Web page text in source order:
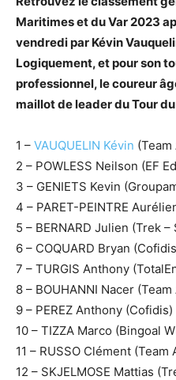
Maritimes et du Var 2023
vendredi par Kévin
Logiquement, et pour son
professionnel, le coureur
maillot de leader du Tour
1 – VAUQUELIN Kévin
2 – POWLESS Neilson (EF
3 – GENIETS Kevin
4 – PARET-PEINTRE
5 – BERNARD Julien (Trek
6 – COQUARD Bryan
7 – TURGIS Anthony
8 – BOUHANNI Nacer
9 – PEREZ Anthony (Cofidis)
10 – TIZZA Marco (Bingoal
11 – RUSSO Clément
12 – SKJELMOSE Mattias